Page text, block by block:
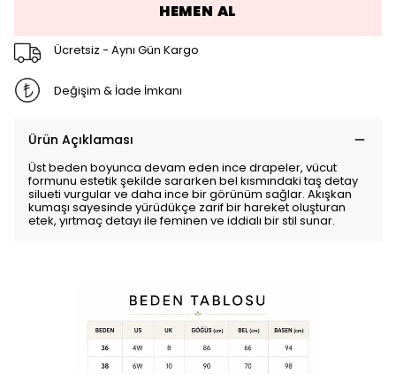
HEMEN AL
Ücretsiz - Aynı Gün Kargo
Değişim & İade İmkanı
Ürün Açıklaması
Üst beden boyunca devam eden ince drapeler, vücut
formunu estetik şekilde sararken bel kısmındaki taş detay
silueti vurgular ve daha ince bir görünüm sağlar. Akışkan
kumaşı sayesinde yürüdükçe zarif bir hareket oluşturan
etek, yırtmaç detayı ile feminen ve iddialı bir stil sunar.